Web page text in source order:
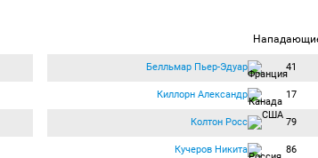
Белльмар Пьер-Эдуар 41
Киллорн Александр 17
Колтон Росс 79
Кучеров Никита 86